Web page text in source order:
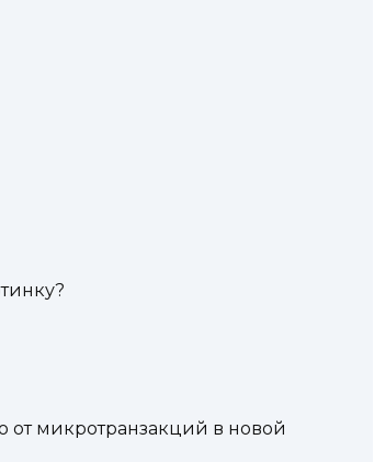
микротранзакций в новой